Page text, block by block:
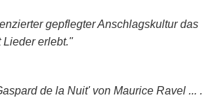
gepflegter Anschlagskultur das
erlebt."
de la Nuit' von Maurice Ravel ... .